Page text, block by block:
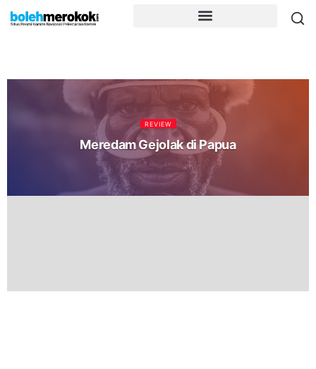
REVIEW
Meredam Gejolak di Papua